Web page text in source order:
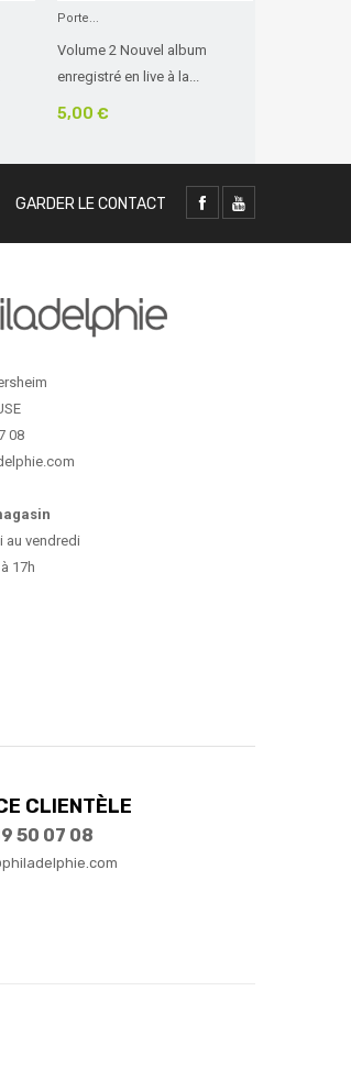
Porte...
Volume 2 Nouvel album
enregistré en live à la...
5,00 €
GARDER LE CONTACT
08
au vendredi
17h
CLIENTÈLE
50 07 08